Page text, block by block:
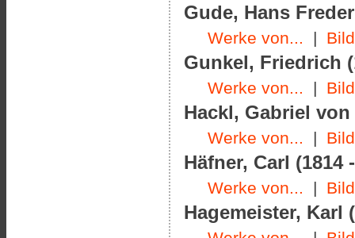
Gude, Hans
Werke von... |
Gunkel, Friedrich
Werke von... |
Hackl, Gabriel von
Werke von... |
Häfner, Carl (1814
Werke von... |
Hagemeister, Karl